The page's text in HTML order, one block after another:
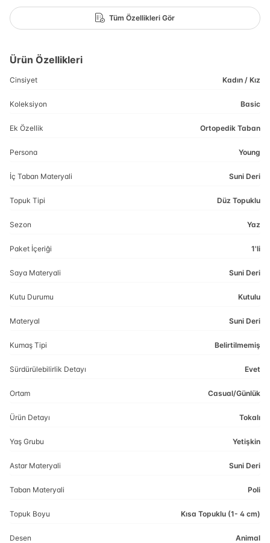
Tüm Özellikleri Gör
Ürün Özellikleri
Cinsiyet Kadın / Kız
Koleksiyon Basic
Ek Özellik Ortopedik Taban
Persona Young
İç Taban Materyali Suni Deri
Topuk Tipi Düz Topuklu
Sezon Yaz
Paket İçeriği 1'li
Saya Materyali Suni Deri
Kutu Durumu Kutulu
Materyal Suni Deri
Kumaş Tipi Belirtilmemiş
Sürdürülebilirlik Detayı Evet
Ortam Casual/Günlük
Ürün Detayı Tokalı
Yaş Grubu Yetişkin
Astar Materyali Suni Deri
Taban Materyali Poli
Topuk Boyu Kısa Topuklu (1- 4 cm)
Desen Animal